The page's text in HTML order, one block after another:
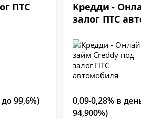
ПТС
99,6%)
Кредди -
залог ПТС
0,09-0,28% в
94,900%)